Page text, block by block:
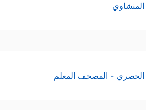
الحصري - المصحف المعلم